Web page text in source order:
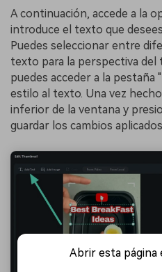
A continuación, accede a la
introduce el texto que
Puedes seleccionar entre
texto para la perspectiva del
puedes acceder a la pestaña
estilo al texto. Una vez
inferior de la ventana y
guardar los cambios
Abrir esta página